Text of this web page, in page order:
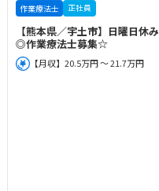
作業療法士 正社員
【熊本県／宇土市】日曜日休み
◎作業療法士募集☆
【月収】20.5万円 ～ 21.7万円